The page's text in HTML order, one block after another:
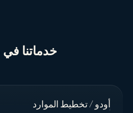
خدماتنا في
أودو / تخطيط الموارد